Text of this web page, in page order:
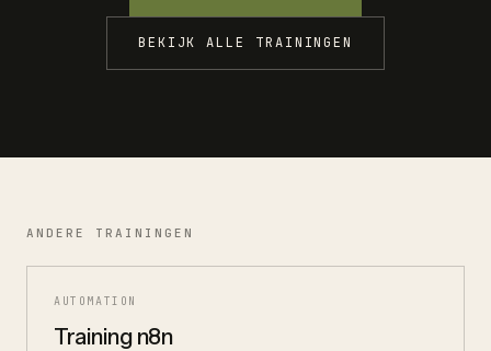
BEKIJK ALLE TRAININGEN
ANDERE TRAININGEN
AUTOMATION
Training n8n